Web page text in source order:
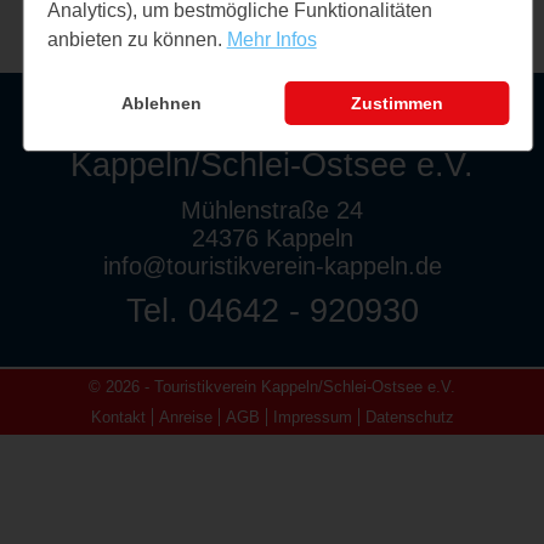
Touristikverein
Kappeln/Schlei-Ostsee e.V.
Mühlenstraße 24
24376 Kappeln
info@touristikverein-kappeln.de
Tel. 04642 - 920930
© 2026 - Touristikverein Kappeln/Schlei-Ostsee e.V.
Kontakt
Anreise AGB Impressum Datenschutz
Analytics), um bestmögliche Funktionalitäten
anbieten zu können. Mehr Infos
Ablehnen Zustimmen